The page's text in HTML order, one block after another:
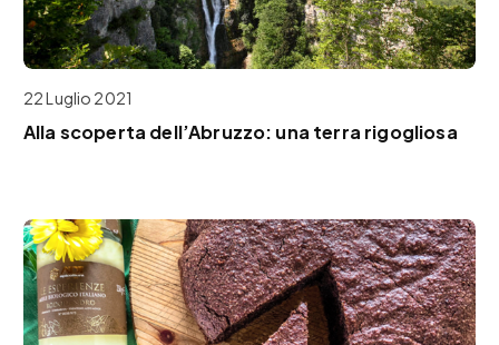
22 Luglio 2021
Alla scoperta dell’Abruzzo: una terra rigogliosa